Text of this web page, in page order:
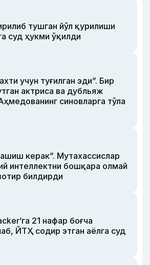
тушган йўл қурилиши
суд ҳукми ўқилди
учун туғилган эди”. Бир
актриса ва дубльяж
синовларга тўла
керак”. Мутахассислар
интеллектни бошқара олмай
билдирди
21 нафар боғча
ЙТҲ содир этган аёлга суд